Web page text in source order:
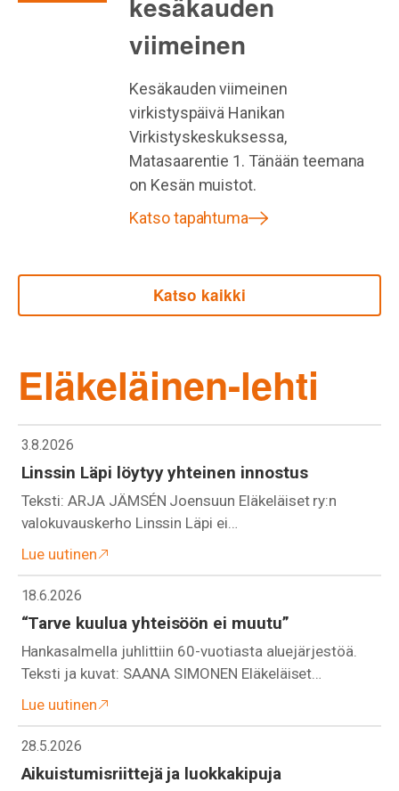
viimeinen
Kesäkauden viimeinen
virkistyspäivä Hanikan
Virkistyskeskuksessa,
Matasaarentie 1. Tänään teemana
on Kesän muistot.
Katso tapahtuma
Katso kaikki
Eläkeläinen-lehti
3.8.2026
Linssin Läpi löytyy yhteinen innostus
Teksti: ARJA JÄMSÉN Joensuun Eläkeläiset ry:n
valokuvauskerho Linssin Läpi ei…
Lue uutinen
18.6.2026
“Tarve kuulua yhteisöön ei muutu”
Hankasalmella juhlittiin 60-vuotiasta aluejärjestöä.
Teksti ja kuvat: SAANA SIMONEN Eläkeläiset…
Lue uutinen
28.5.2026
Aikuistumisriittejä ja luokkakipuja